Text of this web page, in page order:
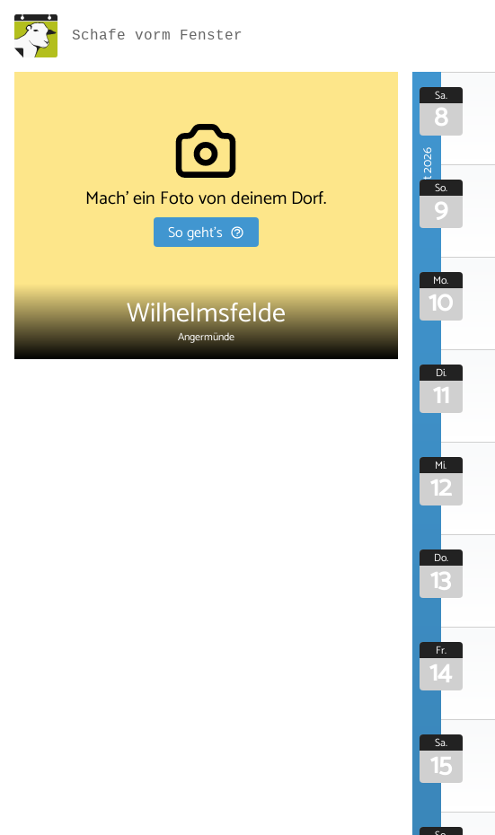
Schafe vorm Fenster
Mach' ein Foto von deinem Dorf.
So geht's
Wilhelmsfelde
Angermünde
August 2026
Sa.
8
So.
9
Mo.
10
Di.
11
Mi.
12
Do.
13
Fr.
14
Sa.
15